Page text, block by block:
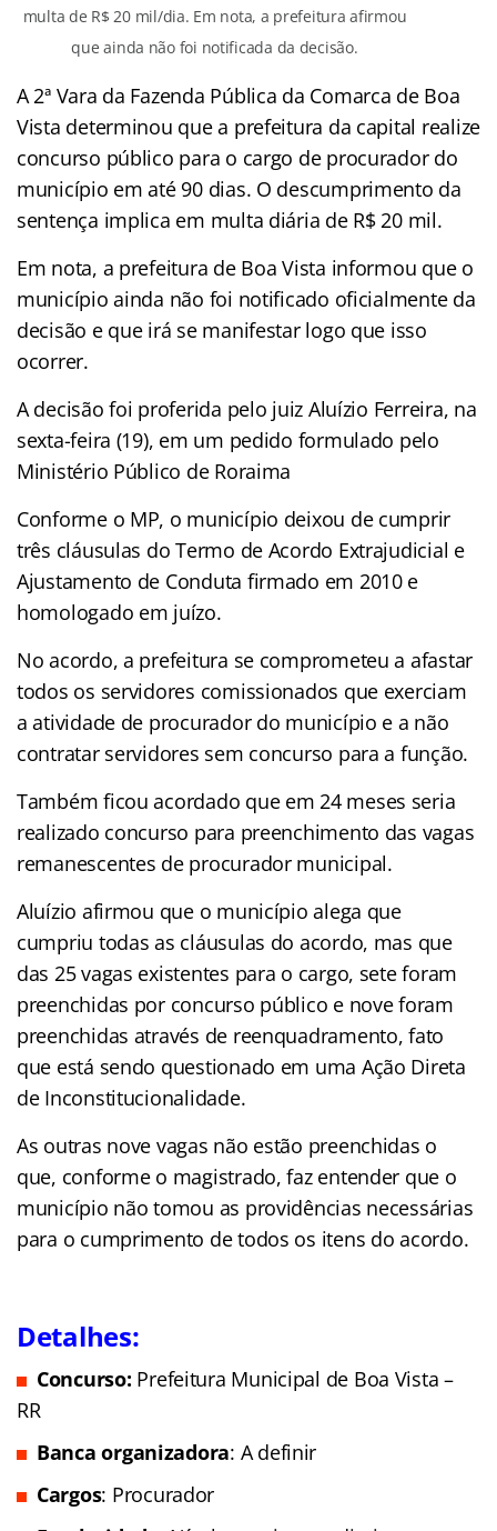
multa de R$ 20 mil/dia. Em nota, a prefeitura afirmou
que ainda não foi notificada da decisão.
A 2ª Vara da Fazenda Pública da Comarca de Boa
Vista determinou que a prefeitura da capital realize
concurso público para o cargo de procurador do
município em até 90 dias. O descumprimento da
sentença implica em multa diária de R$ 20 mil.
Em nota, a prefeitura de Boa Vista informou que o
município ainda não foi notificado oficialmente da
decisão e que irá se manifestar logo que isso
ocorrer.
A decisão foi proferida pelo juiz Aluízio Ferreira, na
sexta-feira (19), em um pedido formulado pelo
Ministério Público de Roraima
Conforme o MP, o município deixou de cumprir
três cláusulas do Termo de Acordo Extrajudicial e
Ajustamento de Conduta firmado em 2010 e
homologado em juízo.
No acordo, a prefeitura se comprometeu a afastar
todos os servidores comissionados que exerciam
a atividade de procurador do município e a não
contratar servidores sem concurso para a função.
Também ficou acordado que em 24 meses seria
realizado concurso para preenchimento das vagas
remanescentes de procurador municipal.
Aluízio afirmou que o município alega que
cumpriu todas as cláusulas do acordo, mas que
das 25 vagas existentes para o cargo, sete foram
preenchidas por concurso público e nove foram
preenchidas através de reenquadramento, fato
que está sendo questionado em uma Ação Direta
de Inconstitucionalidade.
As outras nove vagas não estão preenchidas o
que, conforme o magistrado, faz entender que o
município não tomou as providências necessárias
para o cumprimento de todos os itens do acordo.
Detalhes:
Concurso: Prefeitura Municipal de Boa Vista –
RR
Banca organizadora: A definir
Cargos: Procurador